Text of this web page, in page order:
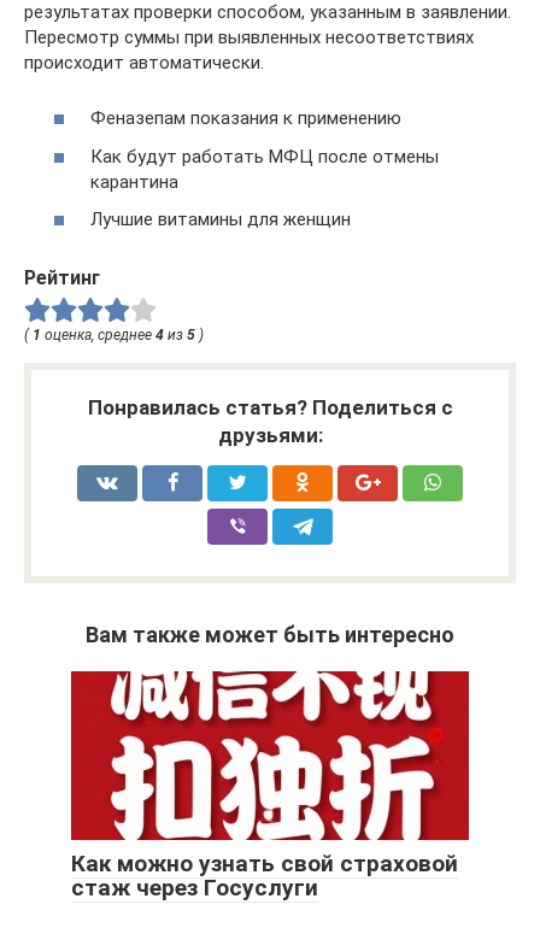
результатах проверки способом, указанным в заявлении.
Пересмотр суммы при выявленных несоответствиях
происходит автоматически.
Феназепам показания к применению
Как будут работать МФЦ после отмены
карантина
Лучшие витамины для женщин
Рейтинг
( 1 оценка, среднее 4 из 5 )
Понравилась статья? Поделиться с
друзьями:
Вам также может быть интересно
Как можно узнать свой страховой
стаж через Госуслуги